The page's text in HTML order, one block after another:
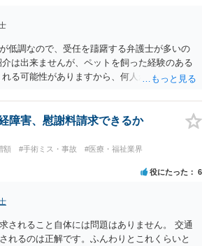
得るとしても、裁判基準での和解は難しい）
が介入することにより提示額が大きく変わるこ
であれば弁護士に依頼した上での交渉をお勧
低調なので、受任を躊躇する弁護士が多いの
は出来ませんが、ペットを飼った経験のある
る可能性がありますから、何人か問い合わせ
障害、慰謝料請求できるか
額 #手術ミス・事故
#医療・福祉業界
役にたった 6
されること自体には問題はありません。 交通
れるのは正解です。ふんわりとこれくらいと